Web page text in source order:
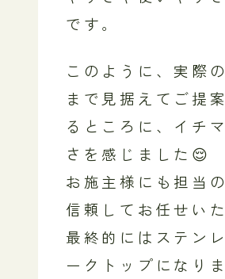
です。
このように、実際
まで見据えてご提
るところに、イチ
さを感じました😌
お施主様にも担当
信頼してお任せいた
最終的にはステン
ークトップになりま